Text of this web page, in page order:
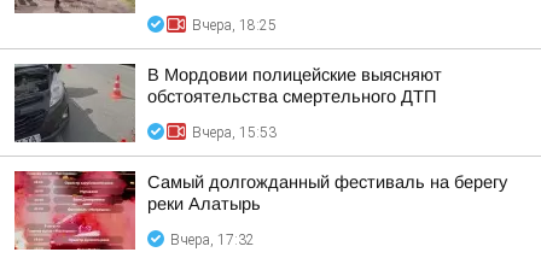
Вчера, 18:25
В Мордовии полицейские выясняют
обстоятельства смертельного ДТП
Вчера, 15:53
Самый долгожданный фестиваль на берегу
реки Алатырь
Вчера, 17:32